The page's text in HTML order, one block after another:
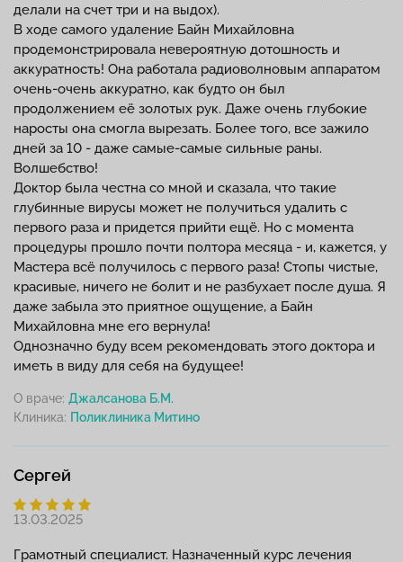
делали на счет три и на выдох).
В ходе самого удаление Байн Михайловна
продемонстрировала невероятную дотошность и
аккуратность! Она работала радиоволновым аппаратом
очень-очень аккуратно, как будто он был
продолжением её золотых рук. Даже очень глубокие
наросты она смогла вырезать. Более того, все зажило
дней за 10 - даже самые-самые сильные раны.
Волшебство!
Доктор была честна со мной и сказала, что такие
глубинные вирусы может не получиться удалить с
первого раза и придется прийти ещё. Но с момента
процедуры прошло почти полтора месяца - и, кажется, у
Мастера всё получилось с первого раза! Стопы чистые,
красивые, ничего не болит и не разбухает после душа. Я
даже забыла это приятное ощущение, а Байн
Михайловна мне его вернула!
Однозначно буду всем рекомендовать этого доктора и
иметь в виду для себя на будущее!
О враче: Джалсанова Б.М.
Клиника:
Сергей
13.03.2025
Грамотный специалист. Назначенный курс лечения